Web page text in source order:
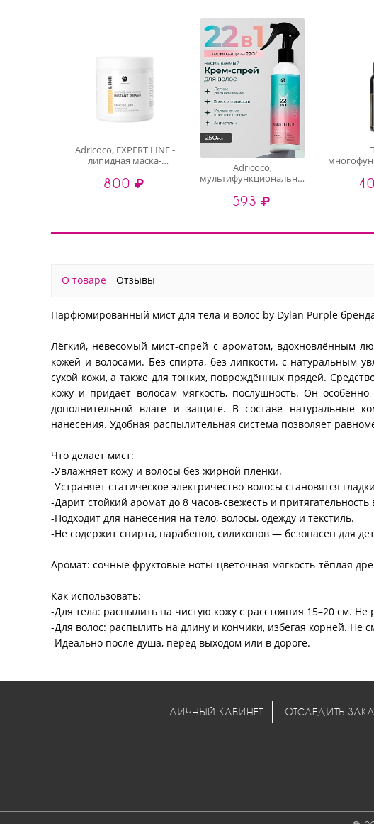
Adricoco, EXPERT LINE -
липидная маска-
комплексом масел, 500
мл
800 ₽
Adricoco,
мультифункциональный
22 в 1 MAGIC ELIXIR, 250
мл
593 ₽
для
О товаре Отзывы
Парфюмированный мист для тела и волос by Dylan Purple
Лёгкий, невесомый мист-спрей с ароматом, вдохновлённым
кожей и волосами. Без спирта, без липкости, с натуральным
сухой кожи, а также для тонких, повреждённых прядей.
кожу и придаёт волосам мягкость, послушность. Он
дополнительной влаге и защите. В составе натуральные
нанесения. Удобная распылительная система позволяет
Что делает мист:
-Увлажняет кожу и волосы без жирной плёнки.
-Устраняет статическое электричество-волосы становятся
-Дарит стойкий аромат до 8 часов-свежесть и притягательность
-Подходит для нанесения на тело, волосы, одежду и текстиль.
-Не содержит спирта, парабенов, силиконов — безопасен для
Аромат: сочные фруктовые ноты-цветочная мягкость-тёплая
Как использовать:
-Для тела: распылить на чистую кожу с расстояния 15–20 см. Не
-Для волос: распылить на длину и кончики, избегая корней. Не
-Идеально после душа, перед выходом или в дороге.
ЛИЧНЫЙ КАБИНЕТ ОТСЛЕДИТЬ